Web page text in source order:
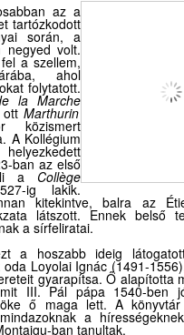
az a
tartózkodott
során, a
negyed volt.
a szellem,
ahol
folytatott.
la Marche
ott Marthurin
közismert
A Kollégium
ban az első
a Collège
ig lakik.
kitekintve, balra az
látszott. Ennek belső
a sírfeliratai.
a hoszabb ideig
Loyolai Ignác (1491-
gyarapítsa. Ő alapította
III. Pál pápa 1540-ben
ő maga lett. A könyvtár
a
ban tanultak.